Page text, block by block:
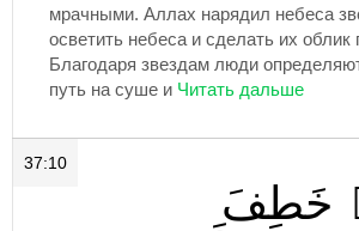
мрачными. Аллах нарядил небеса
осветить небеса и сделать их облик
Благодаря звездам люди
путь на суше и
37:10
خَطِفَ